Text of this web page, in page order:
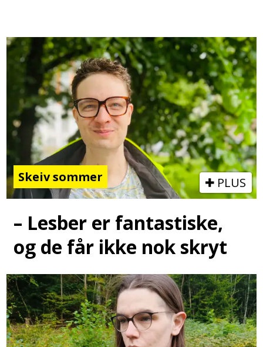
Skeiv sommer PLUS
– Lesber er fantastiske,
og de får ikke nok skryt